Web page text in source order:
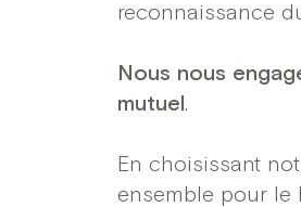
reconnaissance
Nous nous
mutuel .​
En choisissant
ensemble pour le